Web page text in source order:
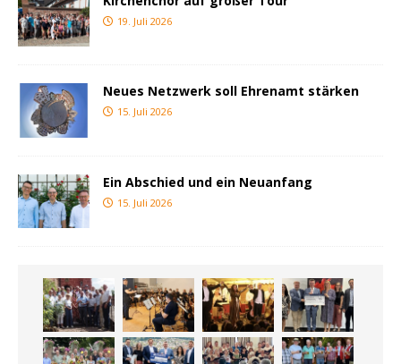
19. Juli 2026
Neues Netzwerk soll Ehrenamt stärken
15. Juli 2026
Ein Abschied und ein Neuanfang
15. Juli 2026